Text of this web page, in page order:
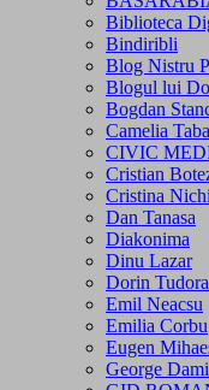
Biblioteca
Bindiribli
Blog Nistru
Blogul lui
Bogdan
Camelia
CIVIC
Cristian
Cristina
Dan Tanasa
Diakonima
Dinu Lazar
Dorin
Emil Neacsu
Emilia Corbu
Eugen
George